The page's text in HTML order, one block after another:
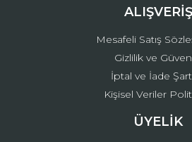
ALIŞVERİŞ
Mesafeli Satış
Gizlilik ve
İptal ve İade
Kişisel Veriler
ÜYELİK